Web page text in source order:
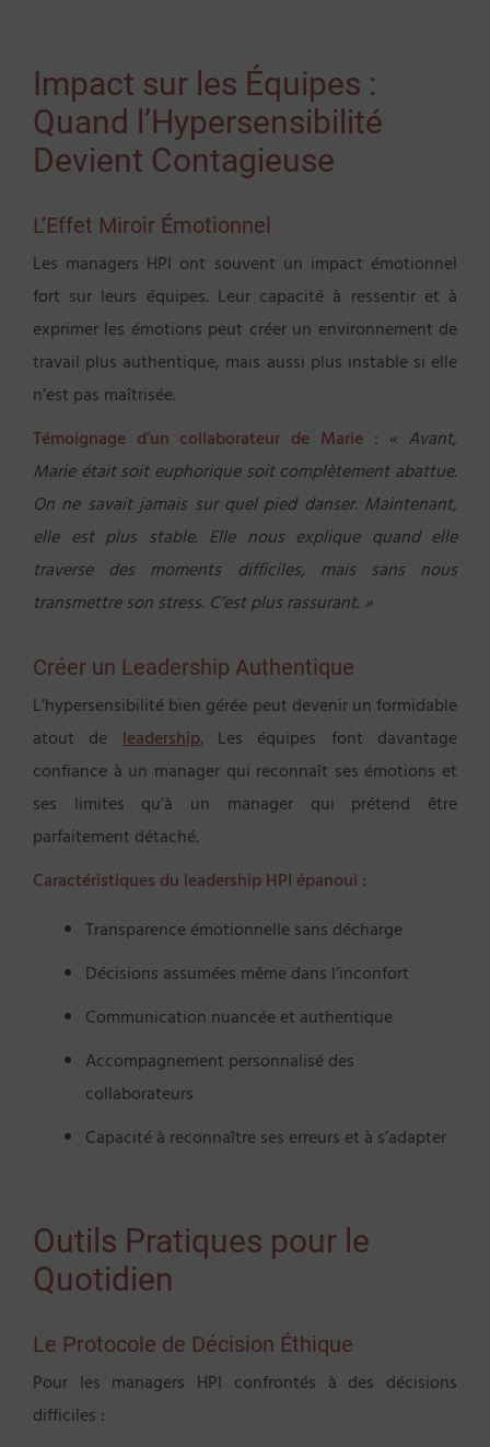
Impact sur les Équipes :
Quand l’Hypersensibilité
Devient Contagieuse
L’Effet Miroir Émotionnel
Les managers HPI ont souvent un impact émotionnel
fort sur leurs équipes. Leur capacité à ressentir et à
exprimer les émotions peut créer un environnement de
travail plus authentique, mais aussi plus instable si elle
n’est pas maîtrisée.
Témoignage d’un collaborateur de Marie : « Avant,
Marie était soit euphorique soit complètement abattue.
On ne savait jamais sur quel pied danser. Maintenant,
elle est plus stable. Elle nous explique quand elle
traverse des moments difficiles, mais sans nous
transmettre son stress. C’est plus rassurant. »
Créer un Leadership Authentique
L’hypersensibilité bien gérée peut devenir un formidable
atout de leadership.Les équipes font davantage
confiance à un manager qui reconnaît ses émotions et
ses limites qu’à un manager qui prétend être
parfaitement détaché.
Caractéristiques du leadership HPI épanoui :
Transparence émotionnelle sans décharge
Décisions assumées même dans l’inconfort
Communication nuancée et authentique
Accompagnement personnalisé des
collaborateurs
Capacité à reconnaître ses erreurs et à s’adapter
Outils Pratiques pour le
Quotidien
Le Protocole de Décision Éthique
Pour les managers HPI confrontés à des décisions
difficiles :